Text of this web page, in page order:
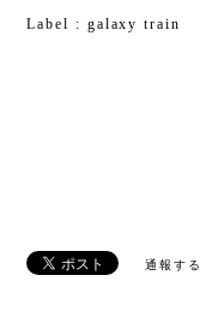
Label : galaxy train
通報する